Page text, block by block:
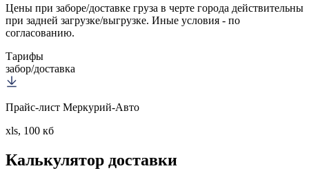
Цены при заборе/доставке груза в черте города действительны
при задней загрузке/выгрузке. Иные условия - по
согласованию.
Тарифы
забор/доставка
Прайс-лист Меркурий-Авто
xls, 100 кб
Калькулятор доставки